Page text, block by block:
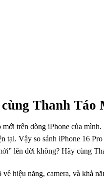
Thanh Táo
trên dòng iPhone của
tại. Vậy so sánh iPhone 16
” lên đời không? Hãy cùng
hiệu năng, camera, và khả